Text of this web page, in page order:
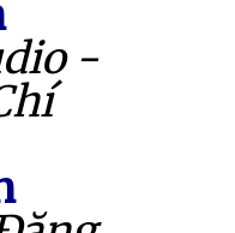
-